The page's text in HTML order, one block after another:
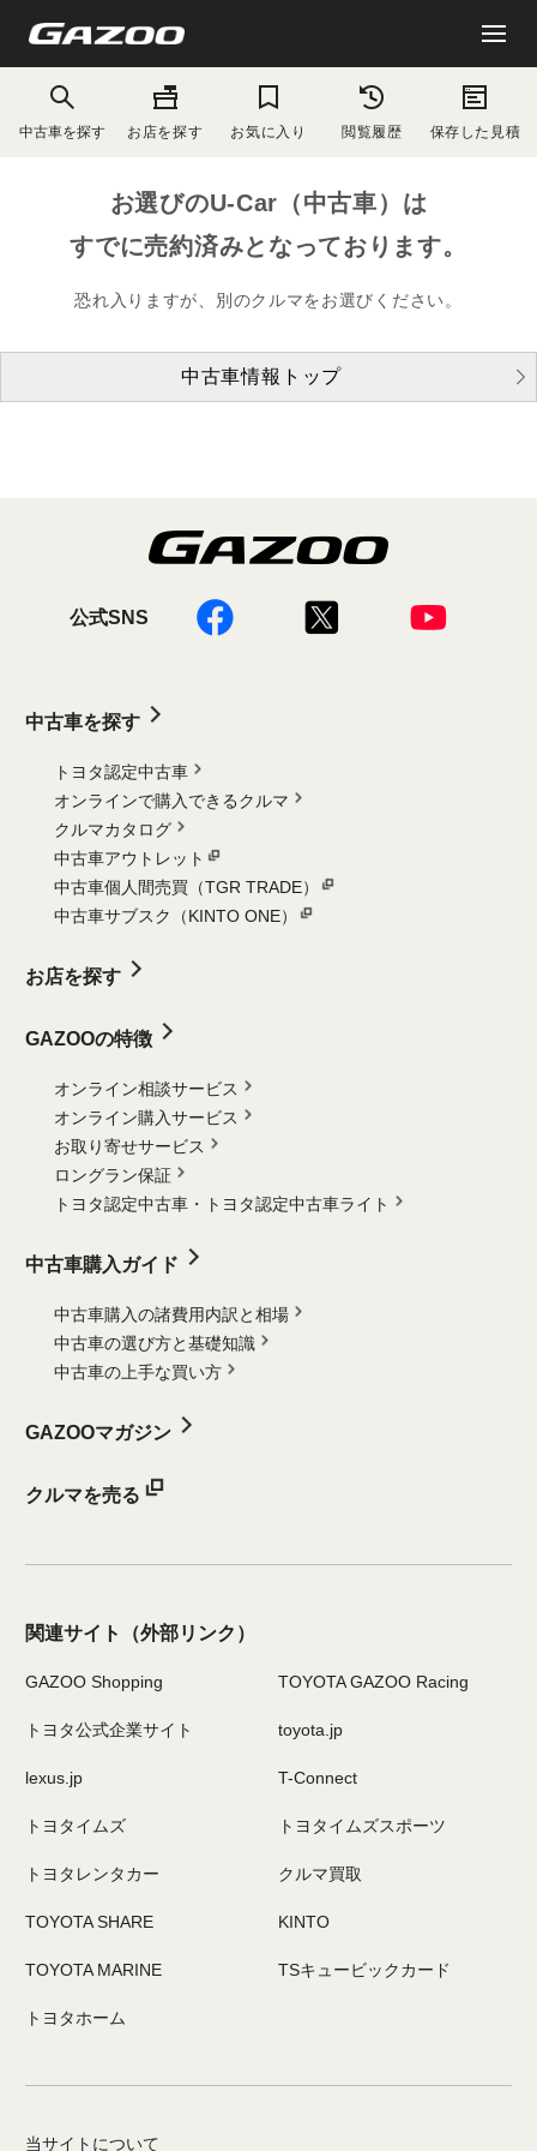
中古車を探す お店を探す お気に入り 閲覧履歴 保存した見積
お選びのU-Car（中古車）は
すでに売約済みとなっております。
恐れ入りますが、別のクルマをお選びください。
中古車情報トップ
公式SNS
中古車を探す
トヨタ認定中古車
オンラインで購入できるクルマ
クルマカタログ
中古車アウトレット
中古車個人間売買（TGR TRADE）
中古車サブスク（KINTO ONE）
お店を探す
GAZOOの特徴
オンライン相談サービス
オンライン購入サービス
お取り寄せサービス
ロングラン保証
トヨタ認定中古車・
トヨタ認定中古車ライト
中古車購入ガイド
中古車購入の諸費用内訳と相場
中古車の選び方と基礎知識
中古車の上手な買い方
GAZOOマガジン
クルマを売る
関連サイト （外部リンク）
GAZOO Shopping TOYOTA GAZOO Racing
トヨタ公式企業サイト toyota.jp
lexus.jp T-Connect
トヨタイムズ トヨタイムズスポーツ
トヨタレンタカー クルマ買取
TOYOTA SHARE KINTO
TOYOTA MARINE TSキュービックカード
トヨタホーム
当サイトについて